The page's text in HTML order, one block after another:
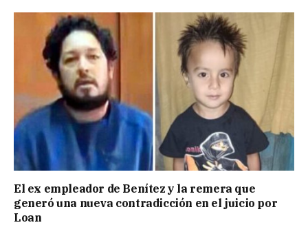
El ex empleador de Benítez y la remera que
generó una nueva contradicción en el juicio por
Loan